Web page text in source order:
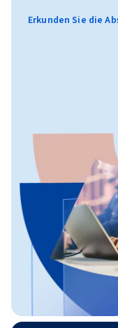
Erkunden Sie die